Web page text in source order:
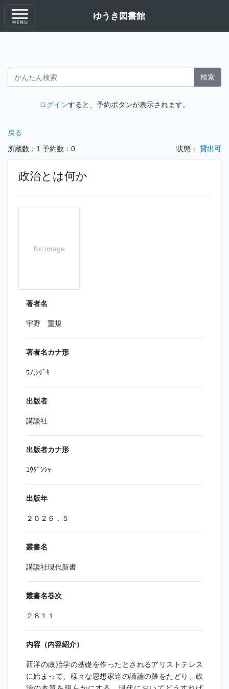
ゆうき図書館
検索
ログインすると、予約ボタンが表示されます。
戻る
所蔵数：1 予約数：0 状態： 貸出可
政治とは何か
No image
著者名
宇野 重規
著者名カナ形
ｳﾉ,ｼｹﾞｷ
出版者
講談社
出版者カナ形
ｺｳﾀﾞﾝｼｬ
出版年
２０２６．５
叢書名
講談社現代新書
叢書名巻次
２８１１
内容（内容紹介）
西洋の政治学の基礎を作ったとされるアリストテレス
に始まって、様々な思想家達の議論の跡をたどり、政